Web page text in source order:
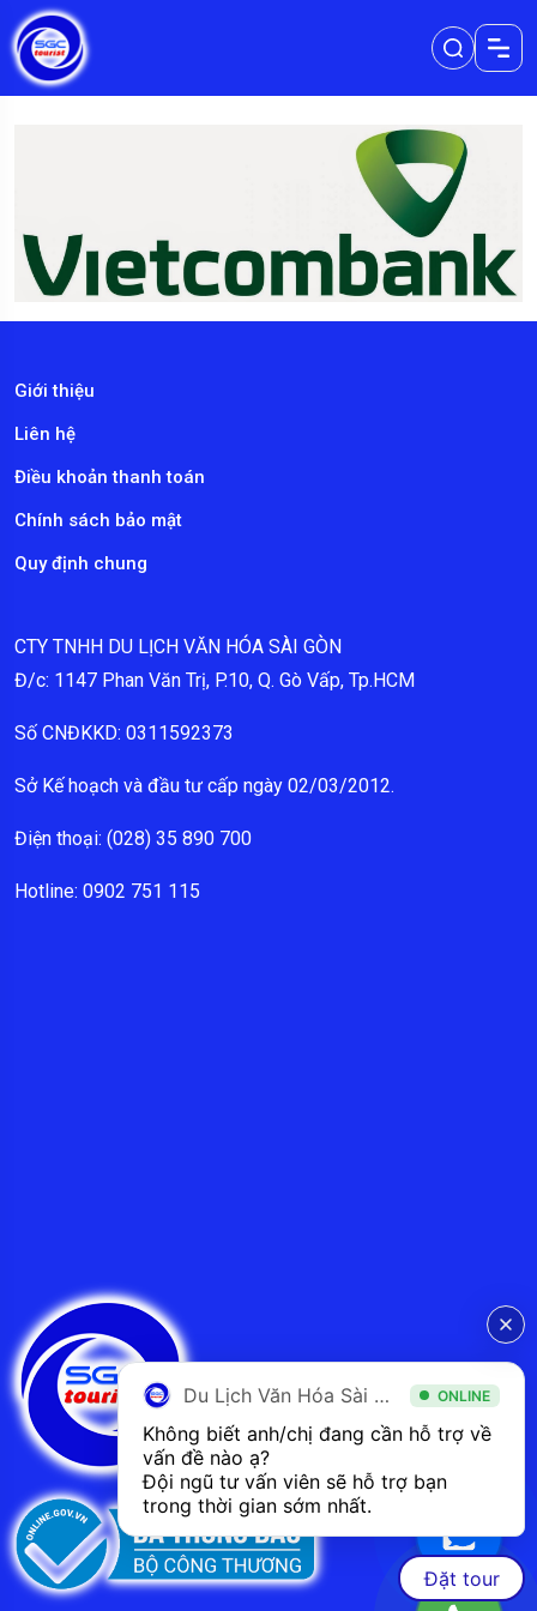
Giới thiệu
Liên hệ
Điều khoản thanh toán
Chính sách bảo mật
Quy định chung
CTY TNHH DU LỊCH VĂN HÓA SÀI GÒN
Đ/c: 1147 Phan Văn Trị, P.10, Q. Gò Vấp, Tp.HCM
Số CNĐKKD: 0311592373
Sở Kế hoạch và đầu tư cấp ngày 02/03/2012.
Điện thoại: (028) 35 890 700
Hotline: 0902 751 115
Du Lịch Văn Hóa Sài Gòn ONLINE
Không biết anh/chị đang cần hỗ trợ về
vấn đề nào ạ?
Đội ngũ tư vấn viên sẽ hỗ trợ bạn
trong thời gian sớm nhất.
Đặt tour